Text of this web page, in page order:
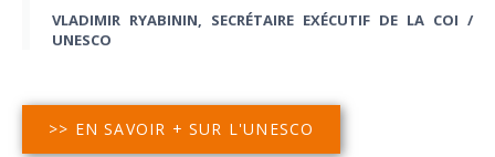
VLADIMIR RYABININ, SECRÉTAIRE EXÉCUTIF DE LA COI /
UNESCO
>> EN SAVOIR + SUR L'UNESCO